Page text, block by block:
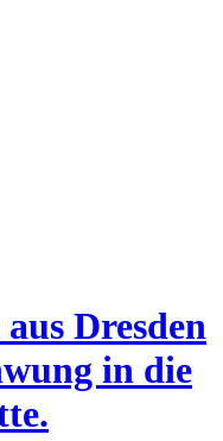
Dresden
in die